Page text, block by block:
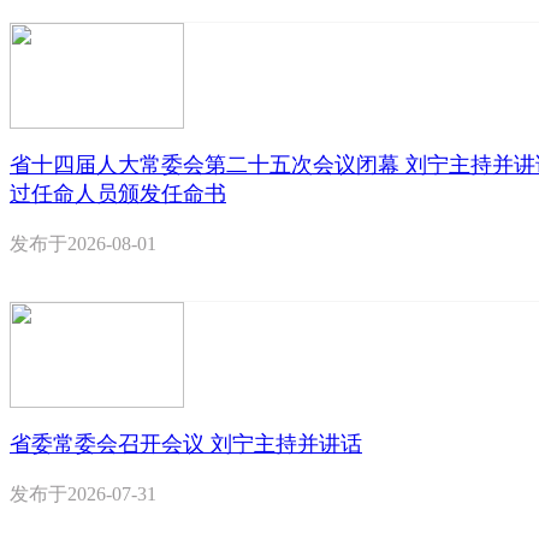
省十四届人大常委会第二十五次会议闭幕 刘宁主持并
过任命人员颁发任命书
发布于2026-08-01
省委常委会召开会议 刘宁主持并讲话
发布于2026-07-31